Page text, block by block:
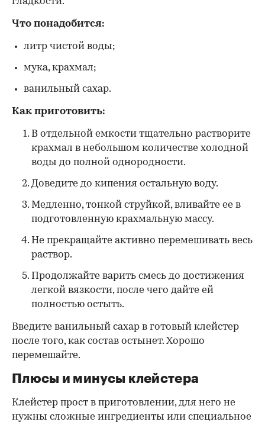
Что понадобится:
литр чистой воды;
мука, крахмал;
ванильный сахар.
Как приготовить:
В отдельной емкости тщательно растворите
крахмал в небольшом количестве холодной
воды до полной однородности.
Доведите до кипения остальную воду.
Медленно, тонкой струйкой, вливайте ее в
подготовленную крахмальную массу.
Не прекращайте активно перемешивать весь
раствор.
Продолжайте варить смесь до достижения
легкой вязкости, после чего дайте ей
полностью остыть.
Введите ванильный сахар в готовый клейстер
после того, как состав остынет. Хорошо
перемешайте.
Плюсы и минусы клейстера
Клейстер прост в приготовлении, для него не
нужны сложные ингредиенты или специальное